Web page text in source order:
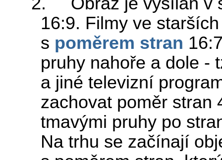
16:9. Filmy ve
s poměrem stran
pruhy nahoře a dole -
a jiné televizní
zachovat poměr stran
tmavými pruhy po
Na trhu se začínají